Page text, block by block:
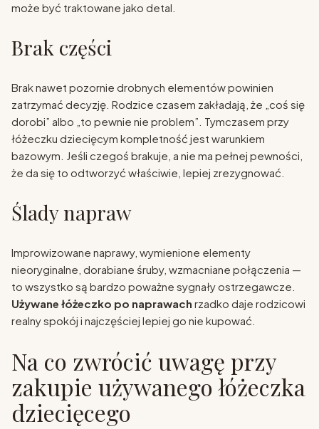
może być traktowane jako detal.
Brak części
Brak nawet pozornie drobnych elementów powinien
zatrzymać decyzję. Rodzice czasem zakładają, że „coś się
dorobi” albo „to pewnie nie problem”. Tymczasem przy
łóżeczku dziecięcym kompletność jest warunkiem
bazowym. Jeśli czegoś brakuje, a nie ma pełnej pewności,
że da się to odtworzyć właściwie, lepiej zrezygnować.
Ślady napraw
Improwizowane naprawy, wymienione elementy
nieoryginalne, dorabiane śruby, wzmacniane połączenia —
to wszystko są bardzo poważne sygnały ostrzegawcze.
Używane łóżeczko po naprawach rzadko daje rodzicowi
realny spokój i najczęściej lepiej go nie kupować.
Na co zwrócić uwagę przy
zakupie używanego łóżeczka
dziecięcego